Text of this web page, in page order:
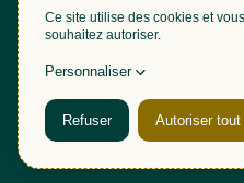
Accessibilité :
Mentions légales
Politique de confidentialité
Plan du site
Une création